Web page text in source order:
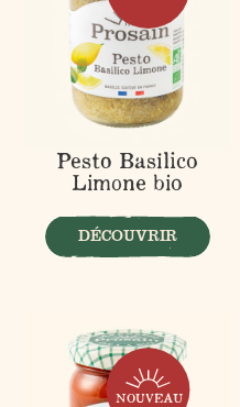
Pesto Basilico
Limone bio
DÉCOUVRIR
NOUVEAU